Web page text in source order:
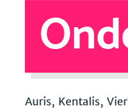
Auris, Kentalis,